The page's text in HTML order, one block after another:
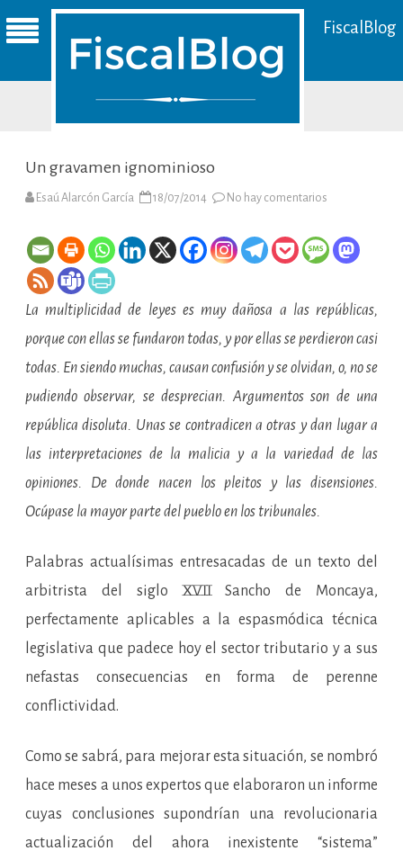
FiscalBlog
Un gravamen ignominioso
Esaú Alarcón García 18/07/2014 No hay comentarios
ignominioso
La multiplicidad de leyes es muy dañosa a las repúblicas,
porque con ellas se fundaron todas, y por ellas se perdieron casi
todas. En siendo muchas, causan confusión y se olvidan, o, no se
pudiendo observar, se desprecian. Argumentos son de una
república disoluta. Unas se contradicen a otras y dan lugar a
las interpretaciones de la malicia y a la variedad de las
opiniones. De donde nacen los pleitos y las disensiones.
Ocúpase la mayor parte del pueblo en los tribunales.
Palabras actualísimas entresacadas de un texto del
arbitrista del siglo XVII Sancho de Moncaya,
perfectamente aplicables a la espasmódica técnica
legislativa que padece hoy el sector tributario y a sus
nefastas consecuencias en forma de perenne
conflictividad.
Como se sabrá, para mejorar esta situación, se nombró
hace meses a unos expertos que elaboraron un informe
cuyas conclusiones supondrían una revolucionaria
actualización del ahora inexistente “sistema”